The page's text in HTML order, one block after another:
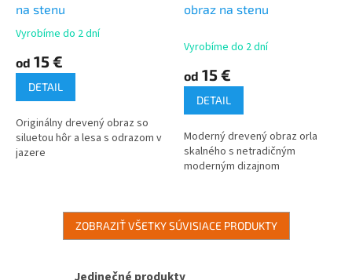
na stenu
Priemerné
produktu
5
hviezdičiek.
Vyrobíme do 2 dní
od 15 €
DETAIL
Originálny drevený obraz so
siluetou hôr a lesa s odrazom v
jazere
obraz na stenu
Vyrobíme do 2 dní
od 15 €
DETAIL
Moderný drevený obraz orla
skalného s netradičným
moderným dizajnom
ZOBRAZIŤ VŠETKY SÚVISIACE PRODUKTY